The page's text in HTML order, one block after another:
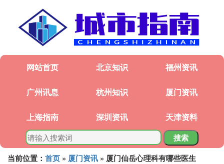
网站首页 北京知识 福州资讯
广州讯息 杭州知识 厦门资讯
上海指南 深圳资讯 天津资料
搜索
当前位置： 首页 » 厦门资讯 » 厦门仙岳心理科有哪些医生